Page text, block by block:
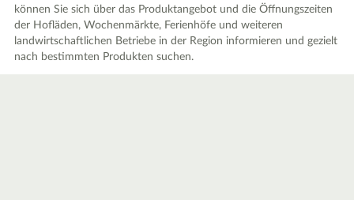
können Sie sich über das Produktangebot und die Öffnungszeiten
der Hofläden, Wochenmärkte, Ferienhöfe und weiteren
landwirtschaftlichen Betriebe in der Region informieren und gezielt
nach bestimmten Produkten suchen.